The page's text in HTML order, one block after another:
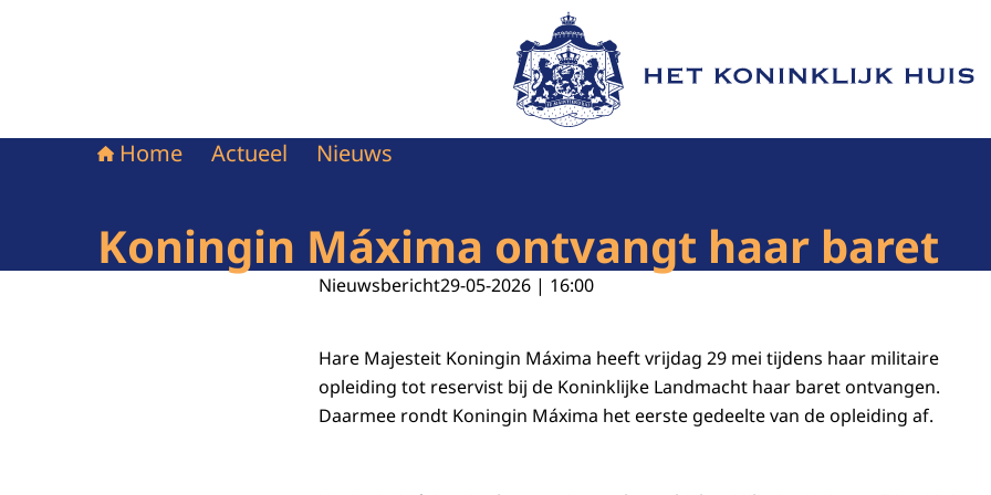
Naar de homepage van Het Koninklijk Huis
Home Actueel Nieuws
Koningin Máxima ontvangt haar baret
Nieuwsbericht29-05-2026 | 16:00
Hare Majesteit Koningin Máxima heeft vrijdag 29 mei tijdens haar militaire
opleiding tot reservist bij de Koninklijke Landmacht haar baret ontvangen.
Daarmee rondt Koningin Máxima het eerste gedeelte van de opleiding af.